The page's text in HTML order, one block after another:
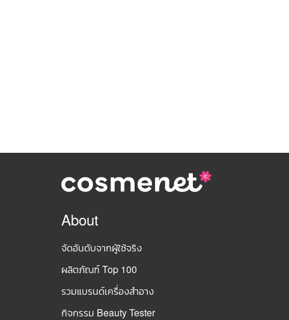
About
จัดอันดับจากผู้ใช้จริง
ผลิตภัณฑ์ Top 100
รวมแบรนด์เครื่องสำอาง
กิจกรรม Beauty Tester